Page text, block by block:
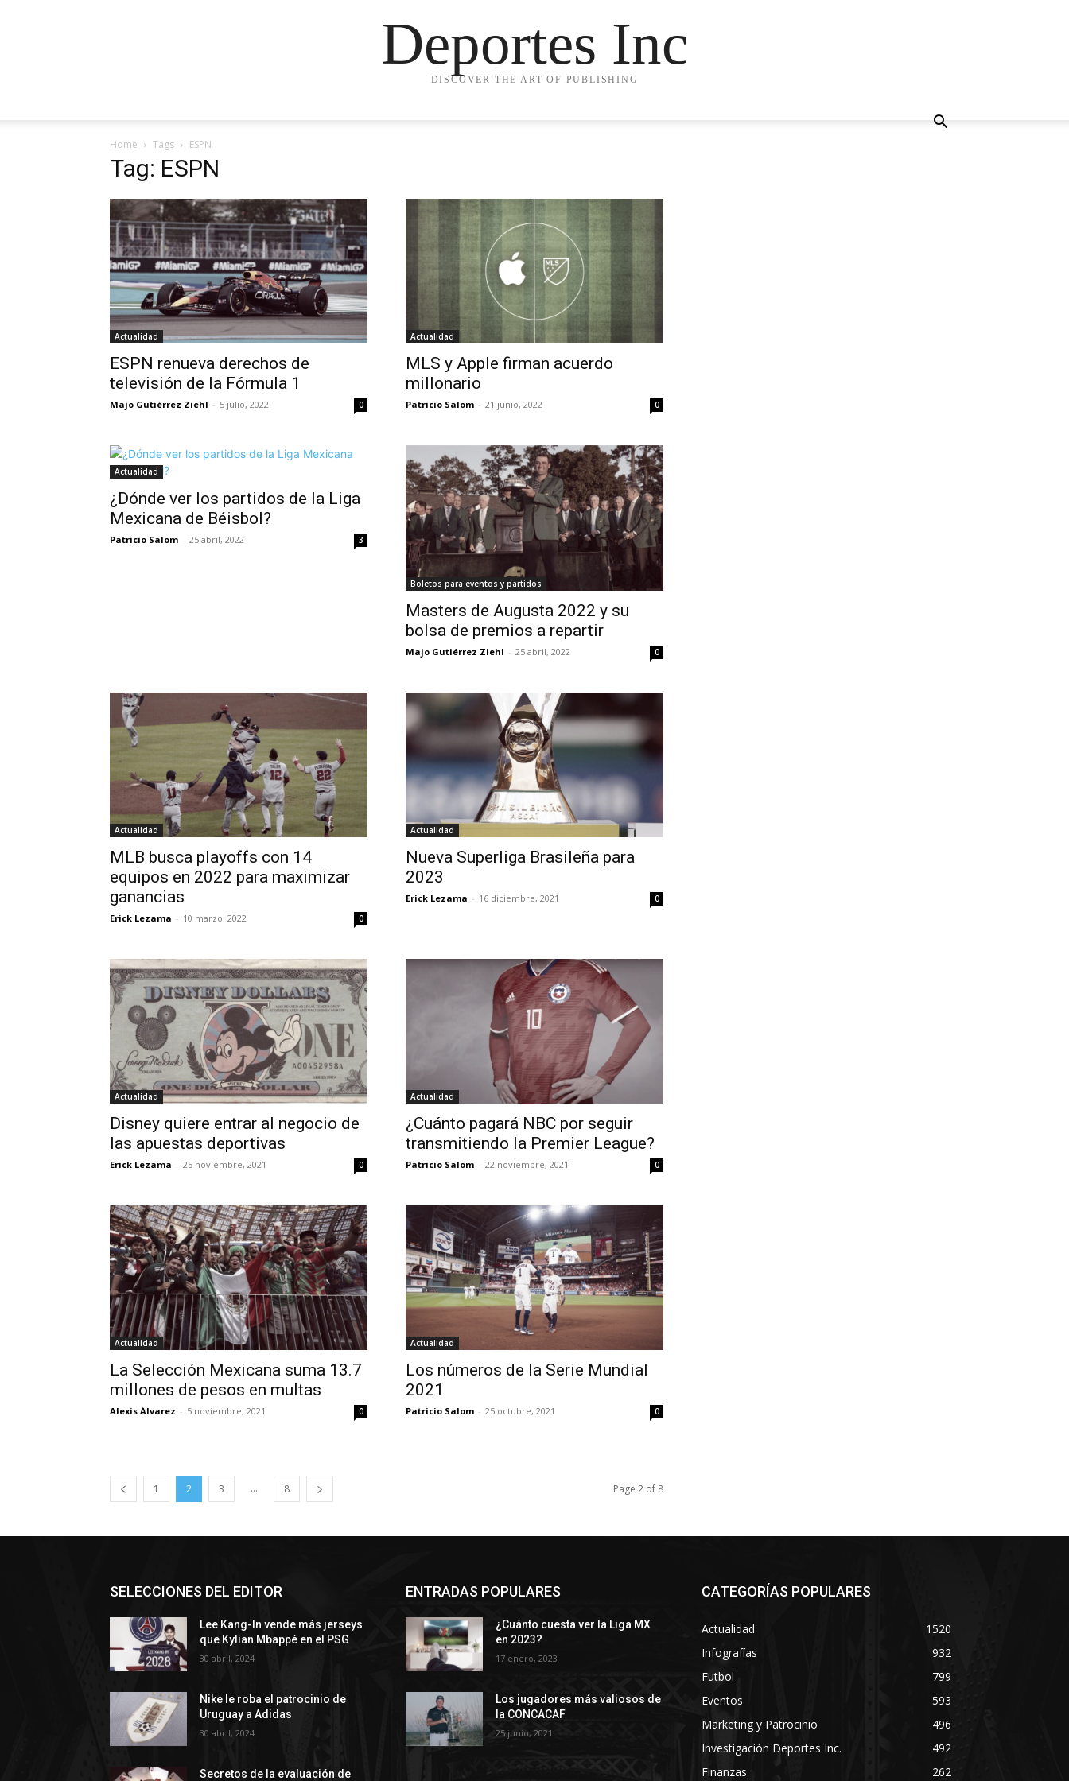
Deportes Inc
DISCOVER THE ART OF PUBLISHING
Home Tags ESPN
Tag: ESPN
Actualidad
ESPN renueva derechos de
televisión de la Fórmula 1
Majo Gutiérrez Ziehl - 5 julio, 2022 0
Actualidad
MLS y Apple firman acuerdo
millonario
Patricio Salom - 21 junio, 2022 0
Actualidad
¿Dónde ver los partidos de la Liga
Mexicana de Béisbol?
Patricio Salom - 25 abril, 2022 3
Boletos para eventos y partidos
Masters de Augusta 2022 y su
bolsa de premios a repartir
Majo Gutiérrez Ziehl - 25 abril, 2022 0
Actualidad
MLB busca playoffs con 14
equipos en 2022 para maximizar
ganancias
Erick Lezama - 10 marzo, 2022 0
Actualidad
Nueva Superliga Brasileña para
2023
Erick Lezama - 16 diciembre, 2021 0
Actualidad
Disney quiere entrar al negocio de
las apuestas deportivas
Erick Lezama - 25 noviembre, 2021 0
Actualidad
¿Cuánto pagará NBC por seguir
transmitiendo la Premier League?
Patricio Salom - 22 noviembre, 2021 0
Actualidad
La Selección Mexicana suma 13.7
millones de pesos en multas
Alexis Álvarez - 5 noviembre, 2021 0
Actualidad
Los números de la Serie Mundial
2021
Patricio Salom - 25 octubre, 2021 0
1 2 3 ... 8 Page 2 of 8
SELECCIONES DEL EDITOR
Lee Kang-In vende más jerseys
que Kylian Mbappé en el PSG
30 abril, 2024
Nike le roba el patrocinio de
Uruguay a Adidas
30 abril, 2024
Secretos de la evaluación de
ENTRADAS POPULARES
¿Cuánto cuesta ver la Liga MX
en 2023?
17 enero, 2023
Los jugadores más valiosos de
la CONCACAF
25 junio, 2021
CATEGORÍAS POPULARES
Actualidad
1520
Infografías
932
Futbol
799
Eventos
593
Marketing y Patrocinio
496
Investigación Deportes Inc.
492
Finanzas
262